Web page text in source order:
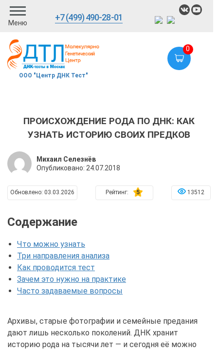
Меню
+7 (499) 490-28-01
ООО "Центр ДНК Тест"
0
ПРОИСХОЖДЕНИЕ РОДА ПО ДНК: КАК
УЗНАТЬ ИСТОРИЮ СВОИХ ПРЕДКОВ
Михаил Селезнёв
Опубликовано: 24.07.2018
Обновлено: 03.03.2026 Рейтинг: 5 13512
Содержание
Что можно узнать
Три направления анализа
Как проводится тест
Зачем это нужно на практике
Часто задаваемые вопросы
Архивы, старые фотографии и семейные предания
дают лишь несколько поколений. ДНК хранит
историю рода на тысячи лет — и сегодня её можно